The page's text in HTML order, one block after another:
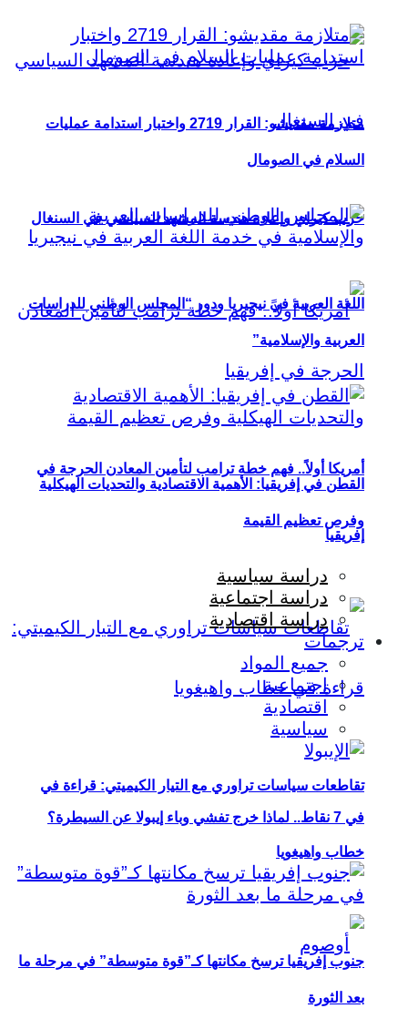
حزب كيراي وإعادة هندسة المشهد السياسي في السنغال
أمريكا أولاً.. فهم خطة ترامب لتأمين المعادن الحرجة في
إفريقيا
تقاطعات سياسات تراوري مع التيار الكيميتي: قراءة في
خطاب واهيغويا
متلازمة مقديشو: القرار 2719 واختبار استدامة عمليات
السلام في الصومال
اللغة العربية في نيجيريا ودور “المجلس الوطني للدراسات
العربية والإسلامية”
القطن في إفريقيا: الأهمية الاقتصادية والتحديات الهيكلية
وفرص تعظيم القيمة
دراسة سياسية
دراسة اجتماعية
دراسة اقتصادية
ترجمات
جميع المواد
اجتماعية
اقتصادية
سياسية
في 7 نقاط.. لماذا خرج تفشي وباء إيبولا عن السيطرة؟
جنوب إفريقيا ترسخ مكانتها كـ”قوة متوسطة” في مرحلة ما
بعد الثورة